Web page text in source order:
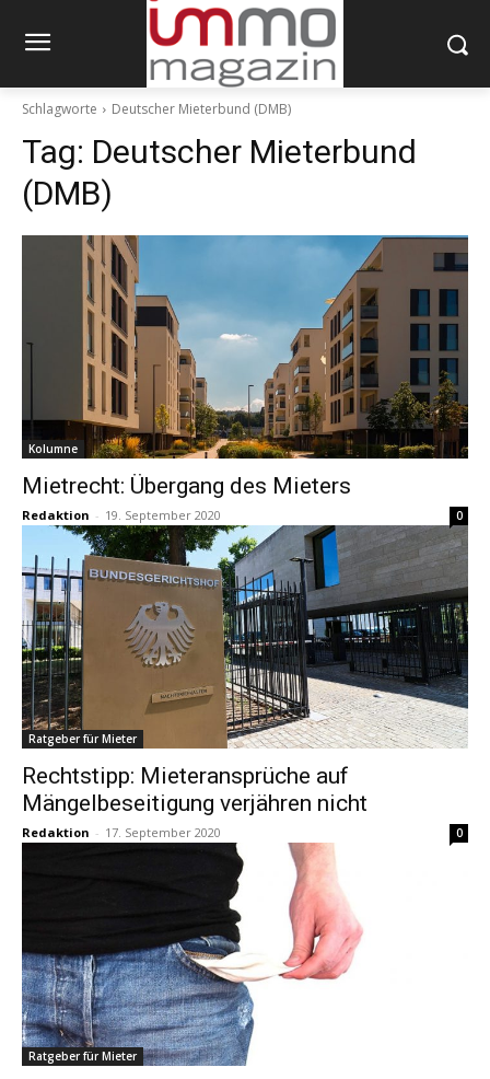
Schlagworte Deutscher Mieterbund (DMB)
Tag: Deutscher Mieterbund
(DMB)
Kolumne
Mietrecht: Übergang des Mieters
Redaktion - 19. September 2020 0
Ratgeber für Mieter
Rechtstipp: Mieteransprüche auf
Mängelbeseitigung verjähren nicht
Redaktion - 17. September 2020 0
Ratgeber für Mieter